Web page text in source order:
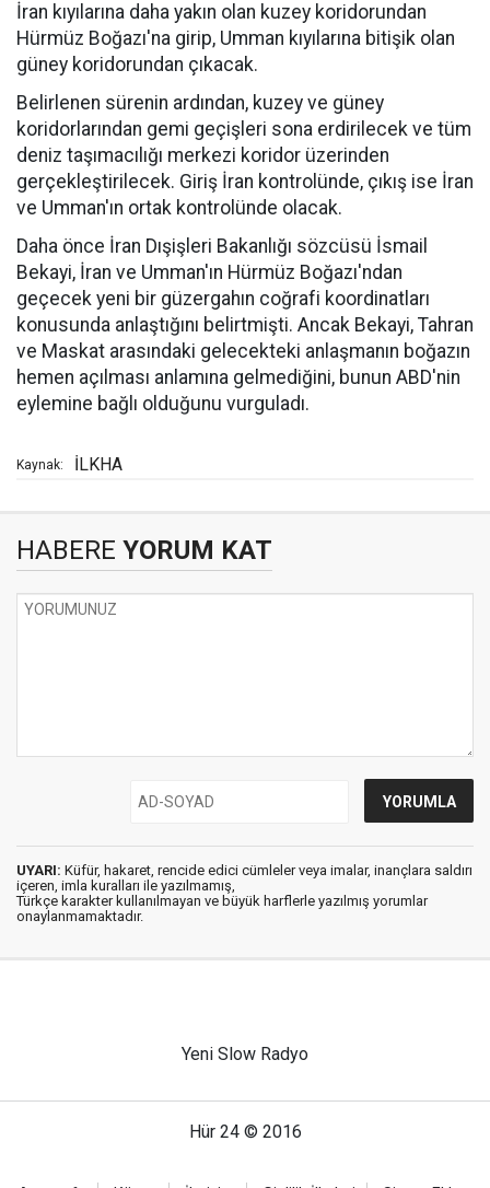
İran kıyılarına daha yakın olan kuzey koridorundan
Hürmüz Boğazı'na girip, Umman kıyılarına bitişik olan
güney koridorundan çıkacak.
Belirlenen sürenin ardından, kuzey ve güney
koridorlarından gemi geçişleri sona erdirilecek ve tüm
deniz taşımacılığı merkezi koridor üzerinden
gerçekleştirilecek. Giriş İran kontrolünde, çıkış ise İran
ve Umman'ın ortak kontrolünde olacak.
Daha önce İran Dışişleri Bakanlığı sözcüsü İsmail
Bekayi, İran ve Umman'ın Hürmüz Boğazı'ndan
geçecek yeni bir güzergahın coğrafi koordinatları
konusunda anlaştığını belirtmişti. Ancak Bekayi, Tahran
ve Maskat arasındaki gelecekteki anlaşmanın boğazın
hemen açılması anlamına gelmediğini, bunun ABD'nin
eylemine bağlı olduğunu vurguladı.
Kaynak: İLKHA
HABERE YORUM KAT
UYARI: Küfür, hakaret, rencide edici cümleler veya imalar, inançlara saldırı
içeren, imla kuralları ile yazılmamış,
Türkçe karakter kullanılmayan ve büyük harflerle yazılmış yorumlar
onaylanmamaktadır.
Yeni Slow Radyo
Hür 24 © 2016